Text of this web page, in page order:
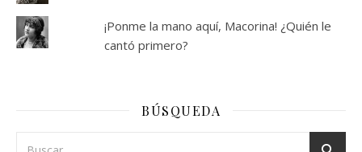
¡Ponme la mano aquí, Macorina! ¿Quién le
cantó primero?
BÚSQUEDA